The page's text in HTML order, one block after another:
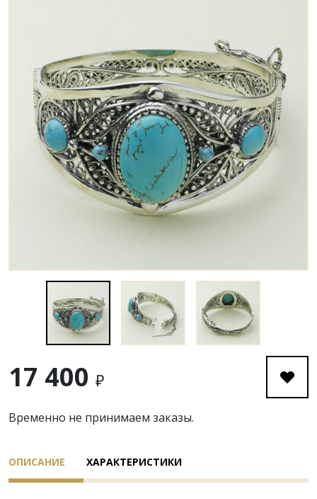
17 400 ₽
Временно не принимаем заказы.
ОПИСАНИЕ ХАРАКТЕРИСТИКИ